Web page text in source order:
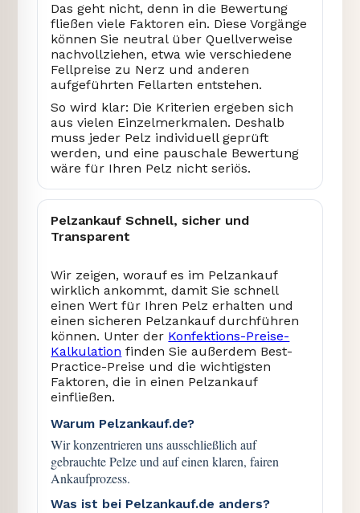
Das geht nicht, denn in die Bewertung
fließen viele Faktoren ein. Diese Vorgänge
können Sie neutral über Quellverweise
nachvollziehen, etwa wie verschiedene
Fellpreise zu Nerz und anderen
aufgeführten Fellarten entstehen.
So wird klar: Die Kriterien ergeben sich
aus vielen Einzelmerkmalen. Deshalb
muss jeder Pelz individuell geprüft
werden, und eine pauschale Bewertung
wäre für Ihren Pelz nicht seriös.
Pelzankauf Schnell, sicher und
Transparent
Wir zeigen, worauf es im Pelzankauf
wirklich ankommt, damit Sie schnell
einen Wert für Ihren Pelz erhalten und
einen sicheren Pelzankauf durchführen
können. Unter der Konfektions-Preise-
Kalkulation finden Sie außerdem Best-
Practice-Preise und die wichtigsten
Faktoren, die in einen Pelzankauf
einfließen.
Warum Pelzankauf.de?
Wir konzentrieren uns ausschließlich auf
gebrauchte Pelze und auf einen klaren, fairen
Ankaufprozess.
Was ist bei Pelzankauf.de anders?